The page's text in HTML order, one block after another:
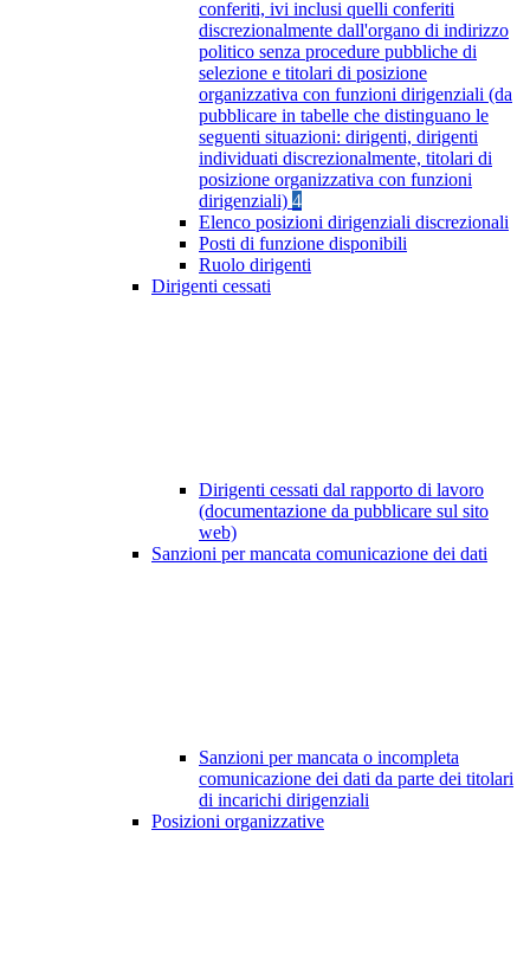
conferiti, ivi inclusi quelli conferiti
discrezionalmente dall'organo di indirizzo
politico senza procedure pubbliche di
selezione e titolari di posizione
organizzativa con funzioni dirigenziali (da
pubblicare in tabelle che distinguano le
seguenti situazioni: dirigenti, dirigenti
individuati discrezionalmente, titolari di
posizione organizzativa con funzioni
dirigenziali) 4
Elenco posizioni dirigenziali discrezionali
Posti di funzione disponibili
Ruolo dirigenti
Dirigenti cessati
Dirigenti cessati dal rapporto di lavoro
(documentazione da pubblicare sul sito
web)
Sanzioni per mancata comunicazione dei dati
Sanzioni per mancata o incompleta
comunicazione dei dati da parte dei titolari
di incarichi dirigenziali
Posizioni organizzative